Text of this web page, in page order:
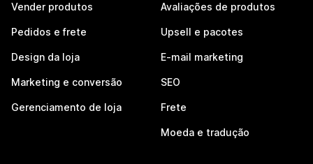
Vender produtos
Pedidos e frete
Design da loja
Marketing e conversão
Gerenciamento de loja
Avaliações de produtos
Upsell e pacotes
E-mail marketing
SEO
Frete
Moeda e tradução